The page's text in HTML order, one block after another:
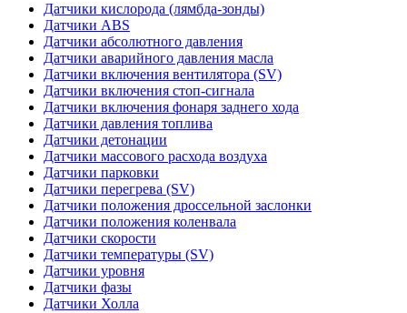
Датчики кислорода (лямбда-зонды)
Датчики ABS
Датчики абсолютного давления
Датчики аварийного давления масла
Датчики включения вентилятора (SV)
Датчики включения стоп-сигнала
Датчики включения фонаря заднего хода
Датчики давления топлива
Датчики детонации
Датчики массового расхода воздуха
Датчики парковки
Датчики перегрева (SV)
Датчики положения дроссельной заслонки
Датчики положения коленвала
Датчики скорости
Датчики температуры (SV)
Датчики уровня
Датчики фазы
Датчики Холла